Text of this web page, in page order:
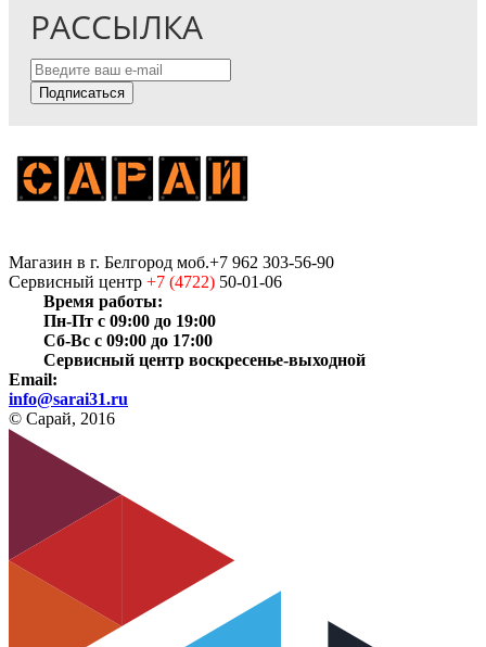
РАССЫЛКА
Подписаться
Магазин в г. Белгород моб.+7 962 303-56-90
Сервисный центр +7 (4722) 50-01-06
Время работы:
Пн-Пт с 09:00 до 19:00
Сб-Вс с 09:00 до 17:00
Сервисный центр воскресенье-выходной
Email:
info@sarai31.ru
© Сарай, 2016